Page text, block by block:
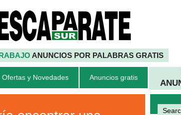
ANUNCIOS POR PALABRAS GRATIS
Ofertas y Novedades Anuncios gratis